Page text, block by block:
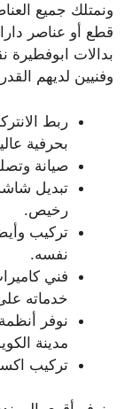
ونمتلك جميع
قطع أو عناصر
بدالات
وفنيين لديهم
ربط
بحرفية
صيانة
تبديل
رخيص.
تركيب
نفسه.
فني
خدماته على
نوفر
مدينة
تركيب